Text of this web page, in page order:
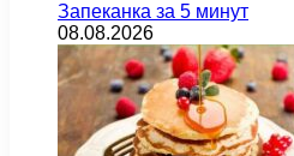
Запеканка за 5 минут
08.08.2026